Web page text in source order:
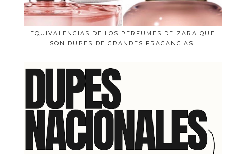
EQUIVALENCIAS DE LOS PERFUMES DE ZARA QUE
SON DUPES DE GRANDES FRAGANCIAS.